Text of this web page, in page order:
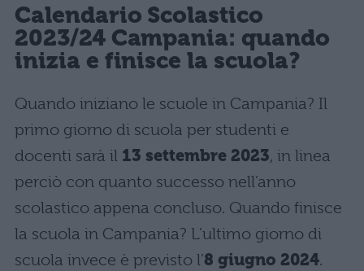
Calendario Scolastico
2023/24 Campania: quando
inizia e finisce la scuola?
Quando iniziano le scuole in Campania? Il
primo giorno di scuola per studenti e
docenti sarà il 13 settembre 2023, in linea
perciò con quanto successo nell’anno
scolastico appena concluso. Quando finisce
la scuola in Campania? L’ultimo giorno di
scuola invece è previsto l’8 giugno 2024.